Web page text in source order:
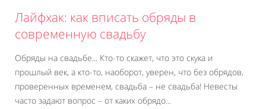
Лайфхак: как вписать обряды в
современную свадьбу
Обряды на свадьбе... Кто-то скажет, что это скука и
прошлый век, а кто-то, наоборот, уверен, что без обрядов,
проверенных временем, свадьба – не свадьба! Невесты
часто задают вопрос – от каких обрядо...